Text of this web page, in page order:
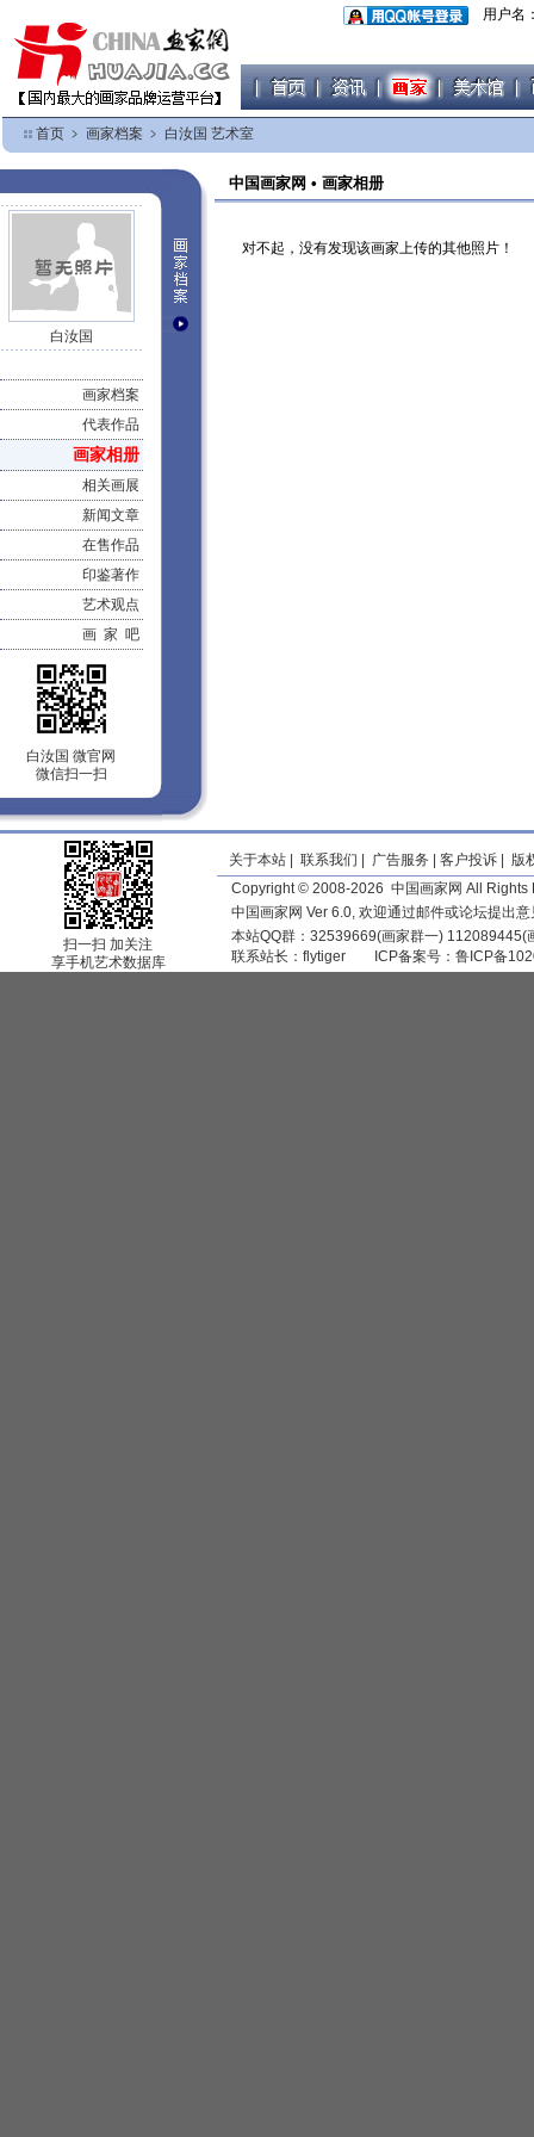
用户名
首页 ﹥ 画家档案 ﹥ 白汝国 艺术室
白汝国
画家档案
代表作品
画家相册
相关画展
新闻文章
在售作品
印鉴著作
艺术观点
画 家 吧
白汝国 微官网
微信扫一扫
中国画家网 • 画家相册
对不起，没有发现该画家上传的其他照片！
扫一扫 加关注
享手机艺术数据库
关于本站 联系我们 广告服务 客户投诉
版
Copyright © 2008-2026 中国画家网 All Rights
中国画家网 Ver 6.0, 欢迎通过邮件或论坛提出
本站QQ群：32539669(画家群一)
联系站长： flytiger ICP备案号： 鲁ICP备